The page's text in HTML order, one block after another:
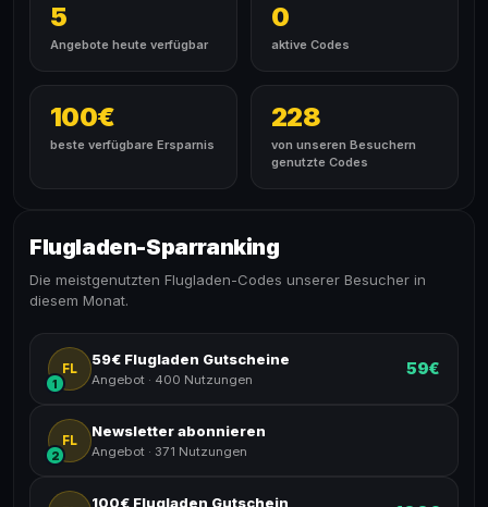
5
Angebote heute verfügbar
0
aktive Codes
100€
beste verfügbare Ersparnis
228
von unseren Besuchern
genutzte Codes
Flugladen-Sparranking
Die meistgenutzten Flugladen-Codes unserer Besucher in
diesem Monat.
FL
1
59€ Flugladen Gutscheine
Angebot · 400 Nutzungen
59€
FL
2
Newsletter abonnieren
Angebot · 371 Nutzungen
100€ Flugladen Gutschein